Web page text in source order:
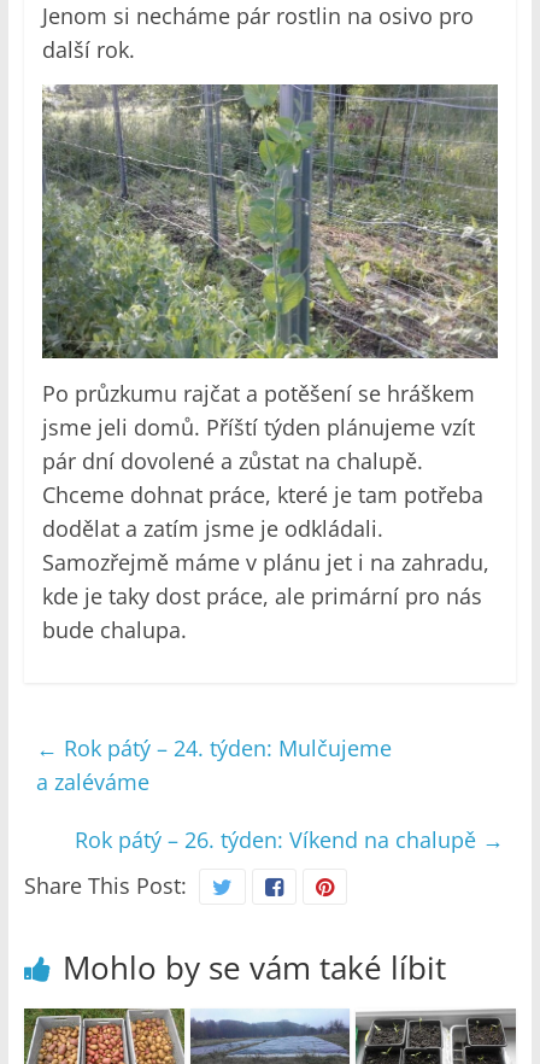
Jenom si necháme pár rostlin na osivo pro
další rok.
Po průzkumu rajčat a potěšení se hráškem
jsme jeli domů. Příští týden plánujeme vzít
pár dní dovolené a zůstat na chalupě.
Chceme dohnat práce, které je tam potřeba
dodělat a zatím jsme je odkládali.
Samozřejmě máme v plánu jet i na zahradu,
kde je taky dost práce, ale primární pro nás
bude chalupa.
← Rok pátý – 24. týden: Mulčujeme
a zaléváme
Rok pátý – 26. týden: Víkend na chalupě →
Share This Post:
Mohlo by se vám také líbit